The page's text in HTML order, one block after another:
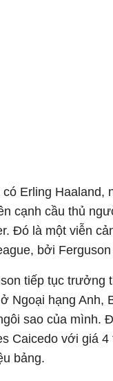
có Erling Haaland,
cạnh cầu thủ
Đó là một viễn
bởi
tiếp tục trưởng
Ngoại hạng Anh,
sao của mình.
Caicedo với giá
bảng.